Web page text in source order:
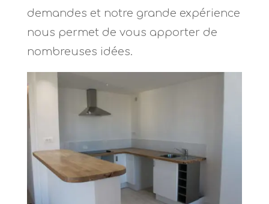
demandes et notre grande expérience
nous permet de vous apporter de
nombreuses idées.